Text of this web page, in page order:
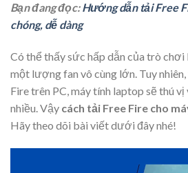
Bạn đang đọc:Hướng dẫn tải Free
chóng, dễ dàng
Có thể thấy sức hấp dẫn của trò chơi
một lượng fan vô cùng lớn. Tuy
Fire trên PC, máy tính laptop sẽ thú
nhiều. Vậy cách tải Free Fire cho
Hãy theo dõi bài viết dưới đây nhé!